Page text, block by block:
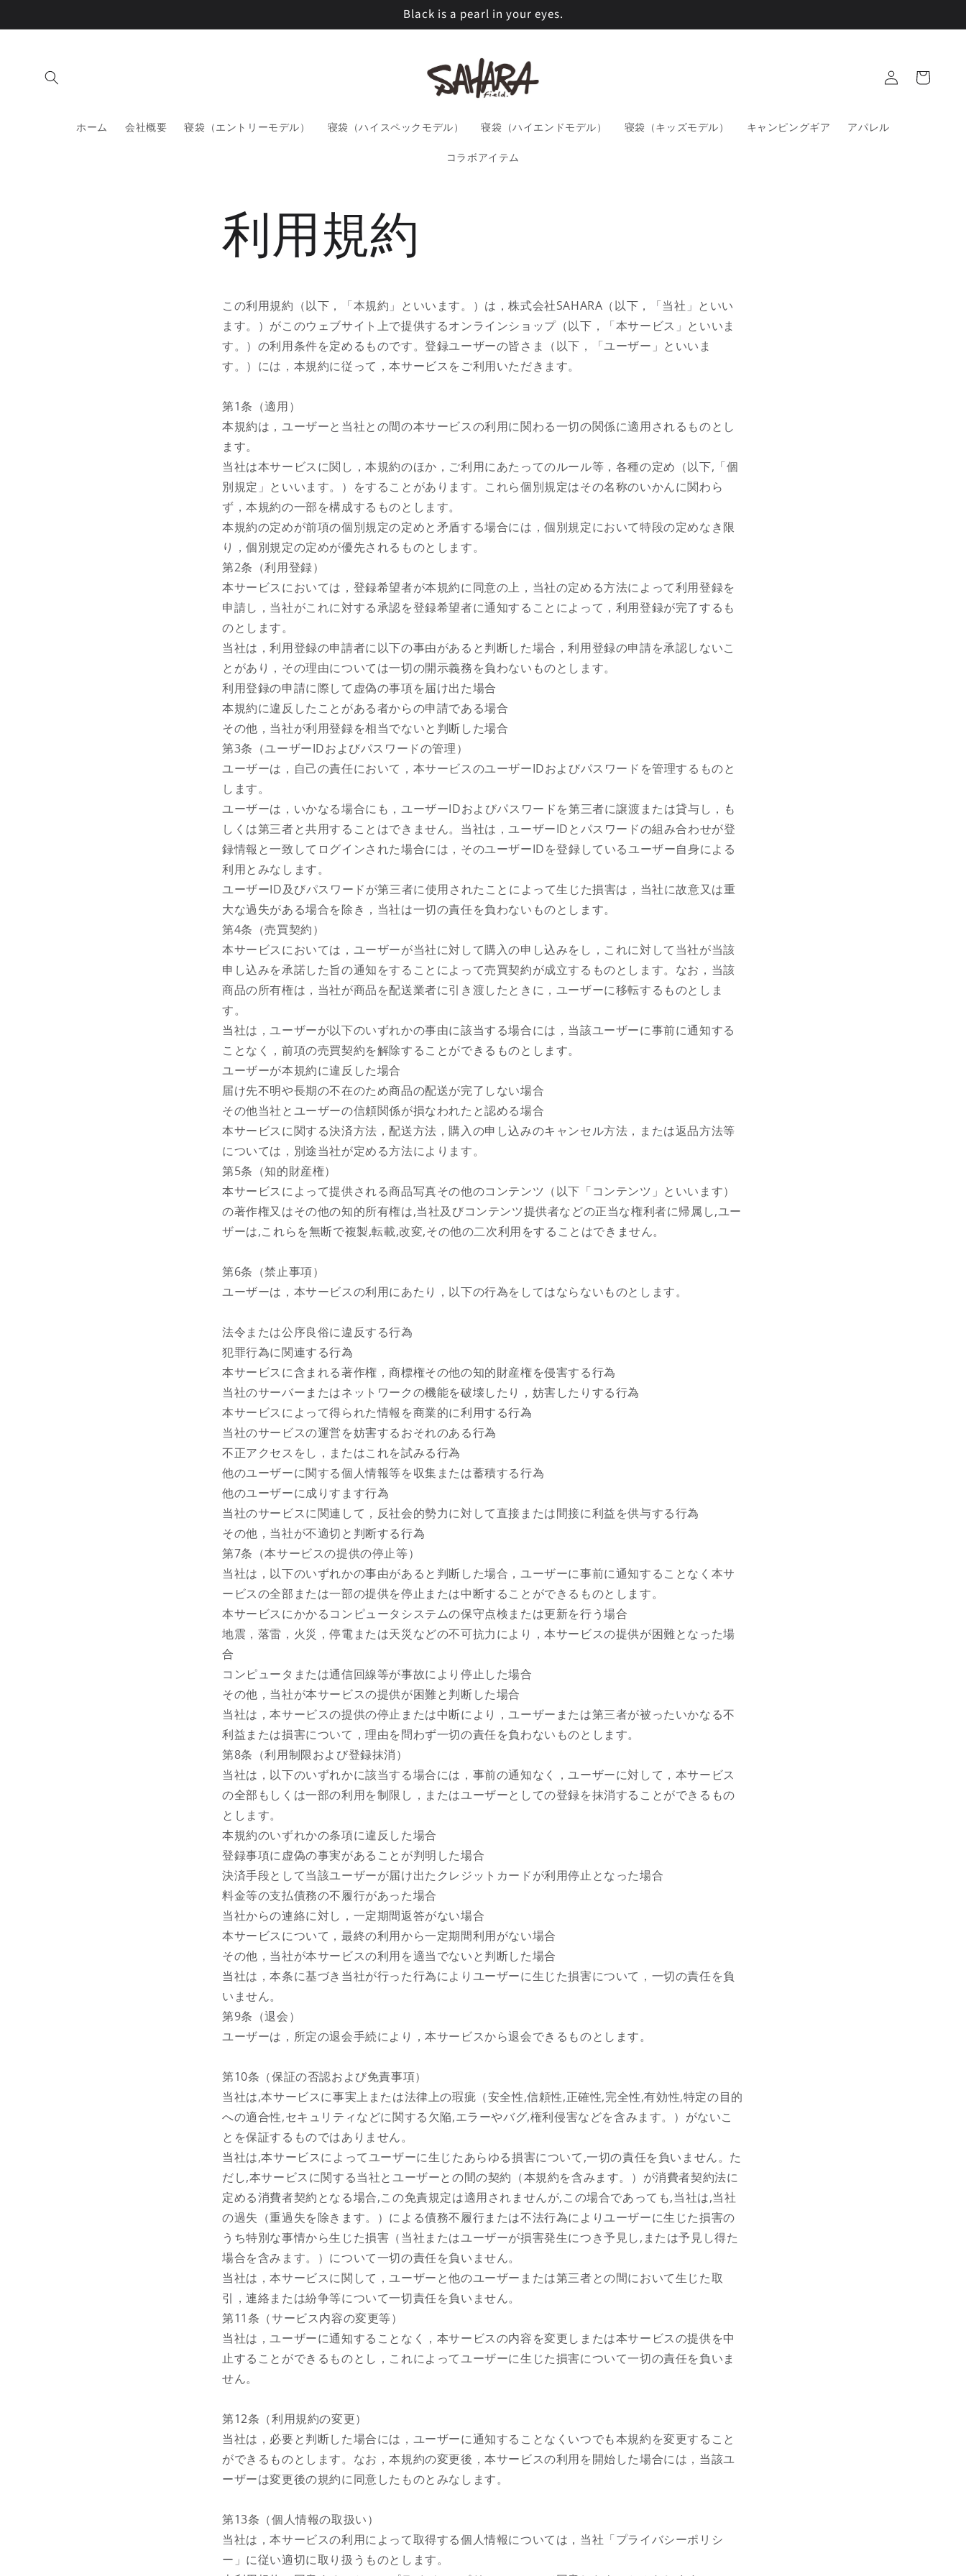
進む
Black is a pearl in your eyes.
ホーム 会社概要 寝袋（エントリーモデル） 寝袋（ハイスペックモデル） 寝袋（ハイエンドモデル） 寝袋（キッズモデル） キャンピングギア アパレル
コラボアイテム
グ
イ
ー
利用規約
この利用規約（以下，「本規約」といいます。）は，株式会社SAHARA（以下，「当社」といい
ます。）がこのウェブサイト上で提供するオンラインショップ（以下，「本サービス」といいま
す。）の利用条件を定めるものです。登録ユーザーの皆さま（以下，「ユーザー」といいま
す。）には，本規約に従って，本サービスをご利用いただきます。
第1条（適用）
本規約は，ユーザーと当社との間の本サービスの利用に関わる一切の関係に適用されるものとし
ます。
当社は本サービスに関し，本規約のほか，ご利用にあたってのルール等，各種の定め（以下,「個
別規定」といいます。）をすることがあります。これら個別規定はその名称のいかんに関わら
ず，本規約の一部を構成するものとします。
本規約の定めが前項の個別規定の定めと矛盾する場合には，個別規定において特段の定めなき限
り，個別規定の定めが優先されるものとします。
第2条（利用登録）
本サービスにおいては，登録希望者が本規約に同意の上，当社の定める方法によって利用登録を
申請し，当社がこれに対する承認を登録希望者に通知することによって，利用登録が完了するも
のとします。
当社は，利用登録の申請者に以下の事由があると判断した場合，利用登録の申請を承認しないこ
とがあり，その理由については一切の開示義務を負わないものとします。
利用登録の申請に際して虚偽の事項を届け出た場合
本規約に違反したことがある者からの申請である場合
その他，当社が利用登録を相当でないと判断した場合
第3条（ユーザーIDおよびパスワードの管理）
ユーザーは，自己の責任において，本サービスのユーザーIDおよびパスワードを管理するものと
します。
ユーザーは，いかなる場合にも，ユーザーIDおよびパスワードを第三者に譲渡または貸与し，も
しくは第三者と共用することはできません。当社は，ユーザーIDとパスワードの組み合わせが登
録情報と一致してログインされた場合には，そのユーザーIDを登録しているユーザー自身による
利用とみなします。
ユーザーID及びパスワードが第三者に使用されたことによって生じた損害は，当社に故意又は重
大な過失がある場合を除き，当社は一切の責任を負わないものとします。
第4条（売買契約）
本サービスにおいては，ユーザーが当社に対して購入の申し込みをし，これに対して当社が当該
申し込みを承諾した旨の通知をすることによって売買契約が成立するものとします。なお，当該
商品の所有権は，当社が商品を配送業者に引き渡したときに，ユーザーに移転するものとしま
す。
当社は，ユーザーが以下のいずれかの事由に該当する場合には，当該ユーザーに事前に通知する
ことなく，前項の売買契約を解除することができるものとします。
ユーザーが本規約に違反した場合
届け先不明や長期の不在のため商品の配送が完了しない場合
その他当社とユーザーの信頼関係が損なわれたと認める場合
本サービスに関する決済方法，配送方法，購入の申し込みのキャンセル方法，または返品方法等
については，別途当社が定める方法によります。
第5条（知的財産権）
本サービスによって提供される商品写真その他のコンテンツ（以下「コンテンツ」といいます）
の著作権又はその他の知的所有権は,当社及びコンテンツ提供者などの正当な権利者に帰属し,ユー
ザーは,これらを無断で複製,転載,改変,その他の二次利用をすることはできません。
第6条（禁止事項）
ユーザーは，本サービスの利用にあたり，以下の行為をしてはならないものとします。
法令または公序良俗に違反する行為
犯罪行為に関連する行為
本サービスに含まれる著作権，商標権その他の知的財産権を侵害する行為
当社のサーバーまたはネットワークの機能を破壊したり，妨害したりする行為
本サービスによって得られた情報を商業的に利用する行為
当社のサービスの運営を妨害するおそれのある行為
不正アクセスをし，またはこれを試みる行為
他のユーザーに関する個人情報等を収集または蓄積する行為
他のユーザーに成りすます行為
当社のサービスに関連して，反社会的勢力に対して直接または間接に利益を供与する行為
その他，当社が不適切と判断する行為
第7条（本サービスの提供の停止等）
当社は，以下のいずれかの事由があると判断した場合，ユーザーに事前に通知することなく本サ
ービスの全部または一部の提供を停止または中断することができるものとします。
本サービスにかかるコンピュータシステムの保守点検または更新を行う場合
地震，落雷，火災，停電または天災などの不可抗力により，本サービスの提供が困難となった場
合
コンピュータまたは通信回線等が事故により停止した場合
その他，当社が本サービスの提供が困難と判断した場合
当社は，本サービスの提供の停止または中断により，ユーザーまたは第三者が被ったいかなる不
利益または損害について，理由を問わず一切の責任を負わないものとします。
第8条（利用制限および登録抹消）
当社は，以下のいずれかに該当する場合には，事前の通知なく，ユーザーに対して，本サービス
の全部もしくは一部の利用を制限し，またはユーザーとしての登録を抹消することができるもの
とします。
本規約のいずれかの条項に違反した場合
登録事項に虚偽の事実があることが判明した場合
決済手段として当該ユーザーが届け出たクレジットカードが利用停止となった場合
料金等の支払債務の不履行があった場合
当社からの連絡に対し，一定期間返答がない場合
本サービスについて，最終の利用から一定期間利用がない場合
その他，当社が本サービスの利用を適当でないと判断した場合
当社は，本条に基づき当社が行った行為によりユーザーに生じた損害について，一切の責任を負
いません。
第9条（退会）
ユーザーは，所定の退会手続により，本サービスから退会できるものとします。
第10条（保証の否認および免責事項）
当社は,本サービスに事実上または法律上の瑕疵（安全性,信頼性,正確性,完全性,有効性,特定の目的
への適合性,セキュリティなどに関する欠陥,エラーやバグ,権利侵害などを含みます。）がないこ
とを保証するものではありません。
当社は,本サービスによってユーザーに生じたあらゆる損害について,一切の責任を負いません。た
だし,本サービスに関する当社とユーザーとの間の契約（本規約を含みます。）が消費者契約法に
定める消費者契約となる場合,この免責規定は適用されませんが,この場合であっても,当社は,当社
の過失（重過失を除きます。）による債務不履行または不法行為によりユーザーに生じた損害の
うち特別な事情から生じた損害（当社またはユーザーが損害発生につき予見し,または予見し得た
場合を含みます。）について一切の責任を負いません。
当社は，本サービスに関して，ユーザーと他のユーザーまたは第三者との間において生じた取
引，連絡または紛争等について一切責任を負いません。
第11条（サービス内容の変更等）
当社は，ユーザーに通知することなく，本サービスの内容を変更しまたは本サービスの提供を中
止することができるものとし，これによってユーザーに生じた損害について一切の責任を負いま
せん。
第12条（利用規約の変更）
当社は，必要と判断した場合には，ユーザーに通知することなくいつでも本規約を変更すること
ができるものとします。なお，本規約の変更後，本サービスの利用を開始した場合には，当該ユ
ーザーは変更後の規約に同意したものとみなします。
第13条（個人情報の取扱い）
当社は，本サービスの利用によって取得する個人情報については，当社「プライバシーポリシ
ー」に従い適切に取り扱うものとします。